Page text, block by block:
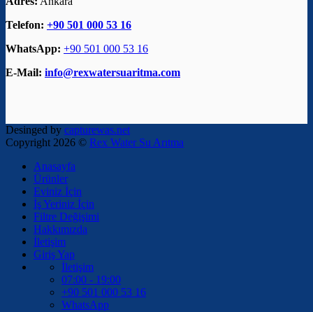
Telefon: +90 501 000 53 16
WhatsApp: +90 501 000 53 16
E-Mail: info@rexwatersuaritma.com
Desinged by capturewas.net
Copyright 2026 © Rex Water Su Arıtma
Anasayfa
Ürünler
Eviniz İçin
İş Yeriniz İçin
Filtre Değişimi
Hakkımızda
İletişim
Giriş Yap
İletişim
07:00 - 19:00
+90 501 000 53 16
WhatsApp